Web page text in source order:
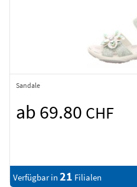
Sandale
ab 69.80 CHF
Verfügbar in 21 Filialen